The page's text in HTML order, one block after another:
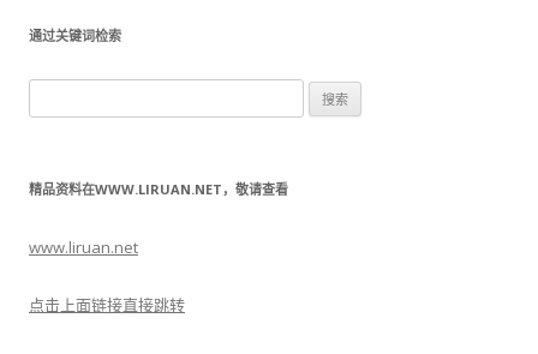
通过关键词检索
索：
精品资料在WWW.LIRUAN.NET，敬请查看
www.liruan.net
点击上面链接直接跳转